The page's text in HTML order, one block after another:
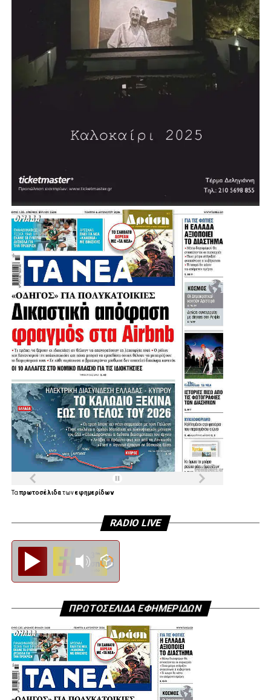
Λίγο μετά τις 11:30 στη Μητρόπολη έφτασε ο πρώην
υπουργός και πρώην πρόεδρος του ΠΑΣΟΚ, Ευάγγελος
Βενιζέλος, ο δήμαρχος Αθηναίων, Χάρης Δούκας αλλά και
ο πρώην πρόεδρος της Δημοκρατίας Προκόπης
Παυλόπουλος.
Κοινοβούλιο 2004-2009» (2009). Έχει γράψει πολλά
άρθρα πολιτικού και κοινωνικού περιεχομένου.
Επισκέφθηκε, επίσημα προσκεκλημένος, την Αγγλία, τη
Δυτική Γερμανία και τις ΗΠΑ.
Τιμήθηκε από τον τότε Πρόεδρο της Δημοκρατίας Κάρολο
Παπούλια με τον Μεγαλόσταυρο του Τάγματος του
και με άλλα ανώτερα παράσημα διαφόρων κρατών.
Πηγή: protothema
.
.
.
Ταπρωτοσέλιδατωνεφημερίδων
RADIO LIVE
ΠΡΩΤΟΣΕΛΙΔΑ ΕΦΗΜΕΡΙΔΩΝ